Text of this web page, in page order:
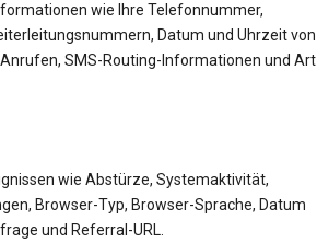
wie Ihre Telefonnummer,
Datum und Uhrzeit von
SMS-Routing-Informationen und Art
wie Abstürze, Systemaktivität,
Browser-Typ, Browser-Sprache, Datum
und Referral-URL.